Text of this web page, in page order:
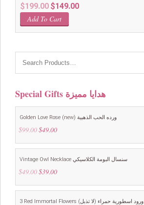
$199.00 Original
price
was:
$149.00Current
Add To Cart
Special Gifts هدايا مميزة
Golden Love Rose (new) ورده الحب الذهبية
$99.00 Original
was:
$49.00Current
is:
Vintage Owl Necklace سنسال البومة الكلاسيكي
$49.00 Original
was:
$39.00Current
is:
3 Red Immortal Flowers ورود اسطورية حمراء (لا تذبل)